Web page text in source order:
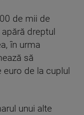
de mii de
dreptul
în urma
să
de la cuplul
unui alte